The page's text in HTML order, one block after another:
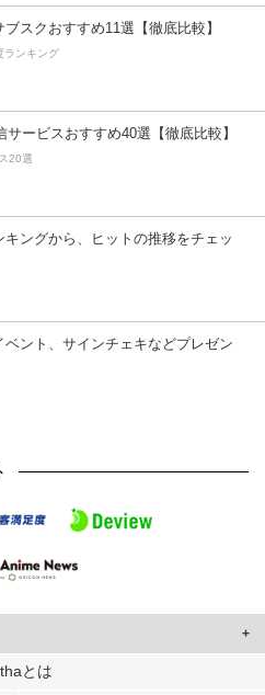
スクおすすめ11選【徹底比較】
ランキング
サービスおすすめ40選【徹底比較】
20選
キングから、ヒットの推移をチェッ
ベント、サインチェキなどプレゼン
ユーザーに合わせたコンテンツや広告の
とは